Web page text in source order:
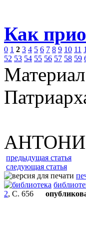
Как
0 1 2 3 4 5 6 7 8 9 10 11
52 53 54 55 56 57 58 59
предыдущая статья
следующая статья
2, С. 656